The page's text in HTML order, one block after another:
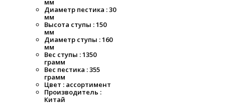
мм
Диаметр пестика : 30
мм
Высота ступы : 150
мм
Диаметр ступы : 160
мм
Вес ступы : 1350
грамм
Вес пестика : 355
грамм
Цвет : ассортимент
Производитель :
Китай